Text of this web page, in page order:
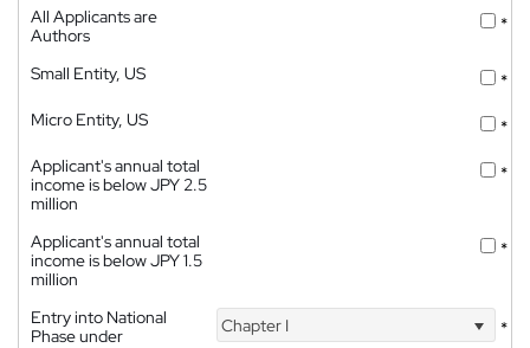
All Applicants are
Authors
*
Small Entity, US
*
Micro Entity, US
*
Applicant's annual total
income is below JPY 2.5
million
*
Applicant's annual total
income is below JPY 1.5
million
*
Entry into National
Phase under
Chapter I *